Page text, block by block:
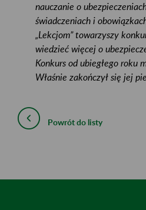
nauczanie o
świadczeniach i
„Lekcjom” towarzyszy
wiedzieć więcej o
Konkurs od ubiegłego roku
Właśnie zakończył się jej
Powrót do listy